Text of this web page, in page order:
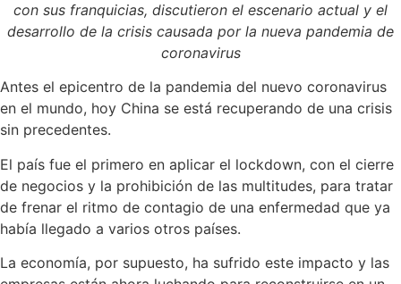
con sus franquicias, discutieron el escenario actual y el
desarrollo de la crisis causada por la nueva pandemia de
coronavirus
Antes el epicentro de la pandemia del nuevo coronavirus
en el mundo, hoy China se está recuperando de una crisis
sin precedentes.
El país fue el primero en aplicar el lockdown, con el cierre
de negocios y la prohibición de las multitudes, para tratar
de frenar el ritmo de contagio de una enfermedad que ya
había llegado a varios otros países.
La economía, por supuesto, ha sufrido este impacto y las